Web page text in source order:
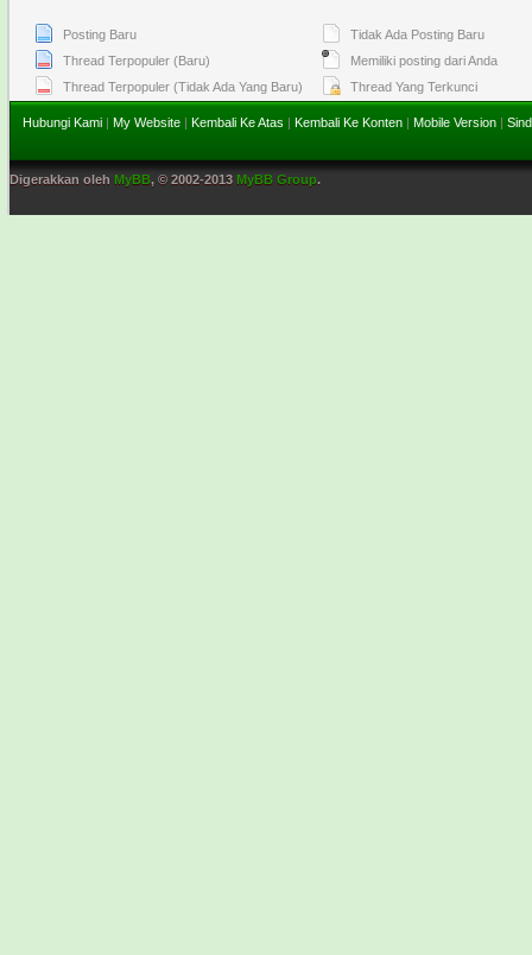
Posting Baru
Thread Terpopuler (Baru)
Thread Terpopuler (Tidak Ada Yang Baru)
Tidak Ada Posting Baru
Memiliki posting dari Anda
Thread Yang Terkunci
Hubungi Kami | My Website | Kembali Ke Atas | Kembali Ke Konten | Mobile Version |
Digerakkan oleh MyBB, © 2002-2013 MyBB Group.